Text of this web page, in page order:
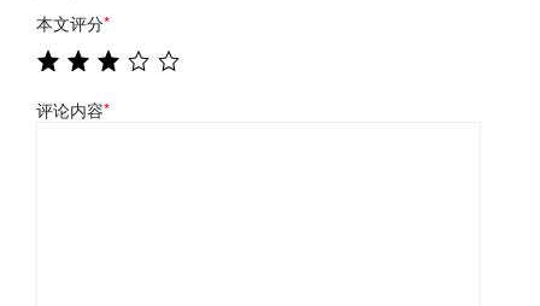
本文评分*
评论内容*